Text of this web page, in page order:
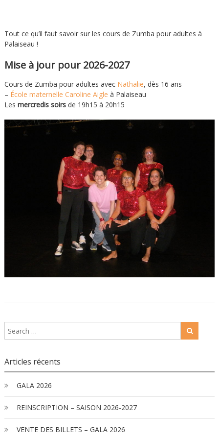
Tout ce qu’il faut savoir sur les cours de Zumba pour adultes à
Palaiseau !
Mise à jour pour 2026-2027
Cours de Zumba pour adultes avec Nathalie, dès 16 ans
– École maternelle Caroline Aigle à Palaiseau
Les mercredis soirsde 19h15 à 20h15
Articles récents
GALA 2026
REINSCRIPTION – SAISON 2026-2027
VENTE DES BILLETS – GALA 2026